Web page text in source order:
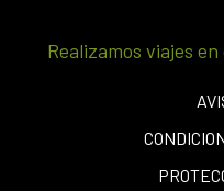
Realizamos viajes